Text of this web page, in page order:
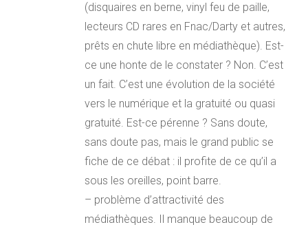
(disquaires en berne, vinyl feu de paille,
lecteurs CD rares en Fnac/Darty et autres,
prêts en chute libre en médiathèque). Est-
ce une honte de le constater ? Non. C’est
un fait. C’est une évolution de la société
vers le numérique et la gratuité ou quasi
gratuité. Est-ce pérenne ? Sans doute,
sans doute pas, mais le grand public se
fiche de ce débat : il profite de ce qu’il a
sous les oreilles, point barre.
– problème d’attractivité des
médiathèques. Il manque beaucoup de